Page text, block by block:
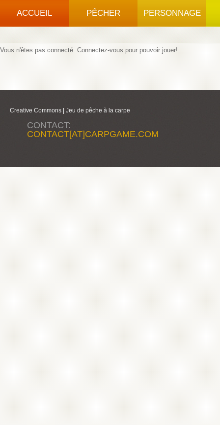
ACCUEIL PÊCHER PERSONNAGE
Vous n'êtes pas connecté.Connectez-vouspour pouvoir jouer!
Creative Commons | Jeu de pêche à la carpe
CONTACT:
CONTACT[AT]CARPGAME.COM